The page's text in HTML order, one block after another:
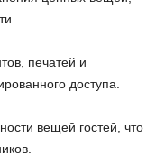
печатей и
доступа.
вещей гостей, что